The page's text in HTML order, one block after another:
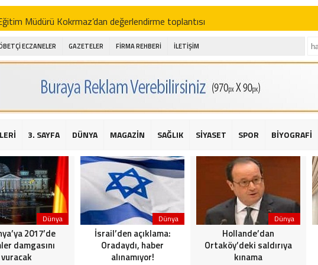
Müdürü Kokrmaz’dan değerlendirme toplantısı
Alibeyoğlu, Aile Destek Merkezini ziyaret etti
ıhlamur piyasalarda
şehitleri için bayraklı kayak gösterileri düzenlenecek
için yardım kermesi
2016 yılı değerlendirmesi
Sarıyer Çayırbaşı Cezayirli Hasan Paşa Camii’nde silahlı saldırı: 2 yaralı
Bahçeli’den Reina’ya düzenlenen terör saldırısına ilişkin açıklama
ECZANELER GAZETELER FİRMA REHBERİ İLETİŞİM
3. SAYFA DÜNYA MAGAZİN SAĞLIK SİYASET SPOR BİYOGRAFİ
Dünya
2017’de
damgasını
vuracak
Dünya
İsrail’den açıklama:
Oradaydı, haber
alınamıyor!
Dünya
Hollande’dan
Ortaköy’deki saldırıya
kınama